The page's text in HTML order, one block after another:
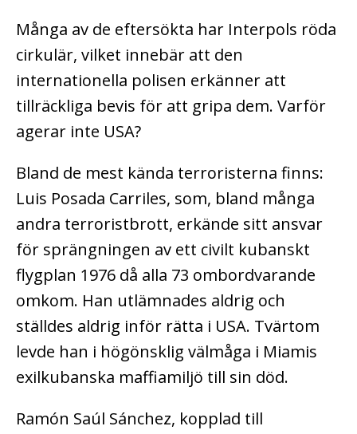
Många av de eftersökta har Interpols röda
cirkulär, vilket innebär att den
internationella polisen erkänner att
tillräckliga bevis för att gripa dem. Varför
agerar inte USA?
Bland de mest kända terroristerna finns:
Luis Posada Carriles, som, bland många
andra terroristbrott, erkände sitt ansvar
för sprängningen av ett civilt kubanskt
flygplan 1976 då alla 73 ombordvarande
omkom. Han utlämnades aldrig och
ställdes aldrig inför rätta i USA. Tvärtom
levde han i högönsklig välmåga i Miamis
exilkubanska maffiamiljö till sin död.
Ramón Saúl Sánchez, kopplad till